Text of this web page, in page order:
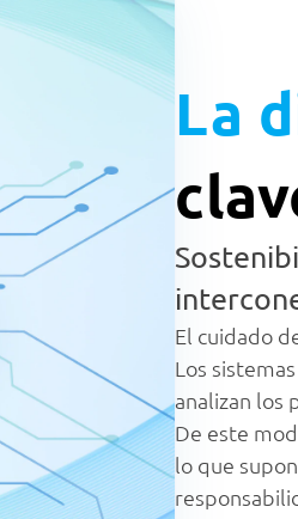
La
El cuidado
Los
analizan los
De este
lo que